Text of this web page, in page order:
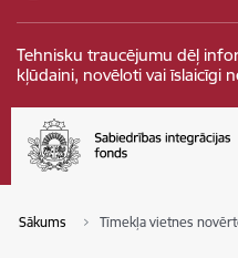
Tehnisku traucējumu dēļ
kļūdaini, novēloti vai īslaicīgi
Sākums Tīmekļa vietnes